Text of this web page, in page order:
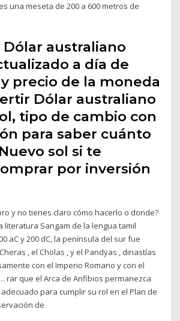
una meseta de 200 a 600 metros de
Dólar australiano
a día de
precio de la moneda
Dólar australiano
tipo de cambio con
para saber cuánto
sol si te
por inversión
y no tienes claro cómo hacerlo o donde?
literatura Sangam de la lengua tamil
aC y 200 dC, la península del sur fue
, el Cholas , y el Pandyas , dinastías
con el Imperio Romano y con el
rar que el Arca de Anfibios permanezca
para cumplir su rol en el Plan de
de